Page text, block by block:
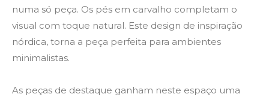
numa só peça. Os pés em carvalho completam o
visual com toque natural. Este design de inspiração
nórdica, torna a peça perfeita para ambientes
minimalistas.
As peças de destaque ganham neste espaço uma